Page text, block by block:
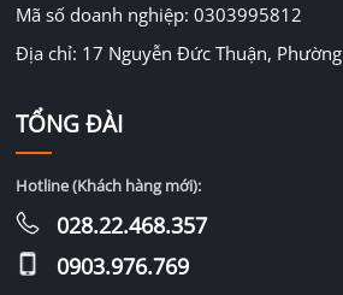
Mã số doanh nghiệp: 0303995812
Địa chỉ: 17 Nguyễn Đức Thuận, Phường
TỔNG ĐÀI
Hotline (Khách hàng mới):
028.22.468.357
0903.976.769